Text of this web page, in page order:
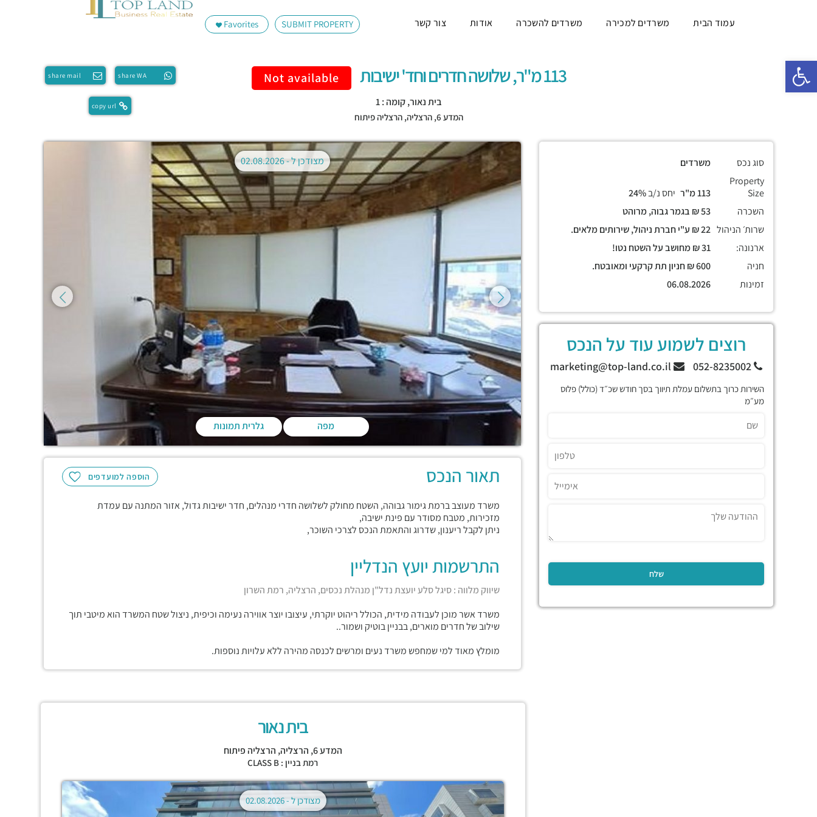
פתח סרגל נגישות
SUBMIT PROPERTY
Favorites עמוד הבית משרדים למכירה משרדים להשכרה אודות צור קשר
share WA
share mail
copy url
113 מ"ר, שלושה חדרים וחד' ישיבות Not available
בית נאור, קומה : 1
המדע 6, הרצליה,הרצליה פיתוח
מפה גלרית תמונות
מצודכן ל -
הוספה למועדפים תאור הנכס
משרד מעוצב ברמת גימור גבוהה, השטח מחולק לשלושה חדרי מנהלים, חדר ישיבות גדול, אזור המתנה עם עמדת
מזכירות, מטבח מסודר עם פינת ישיבה,
ניתן לקבל ריענון, שדרוג והתאמת הנכס לצרכי השוכר,
התרשמות יועץ הנדליין
שיווק מלווה : סיגל סלע יועצת נדל"ן מנהלת נכסים, הרצליה, רמת השרון
משרד אשר מוכן לעבודה מידית, הכולל ריהוט יוקרתי, עיצובו יוצר אווירה נעימה וכיפית, ניצול שטח המשרד הוא מיטבי תוך
שילוב של חדרים מוארים, בבניין בוטיק ושמור..
מומלץ מאוד למי שמחפש משרד נעים ומרשים לכנסה מהירה ללא עלויות נוספות.
סוג נכס
משרדים
Property
Size
יחס נ/ב
השכרה
שרות׳ הניהול
ארנונה:
חניה
זמינות
רוצים לשמוע עוד על הנכס
השירות כרוך בתשלום עמלת תיווך בסך חודש שכ״ד (כולל) פלוס
מע״מ
בית נאור
המדע 6, הרצליה, הרצליה פיתוח
רמת בניין : CLASS B
מצודכן ל -02.08.2026